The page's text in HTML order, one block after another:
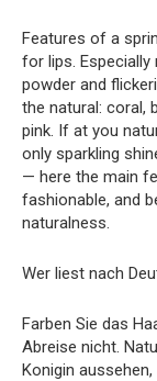
Features of a
for lips.
powder and
the natural: coral,
pink. If at you
only sparkling
— here the main
fashionable, and
naturalness.
Wer liest nach
Farben Sie das
Abreise nicht.
Konigin